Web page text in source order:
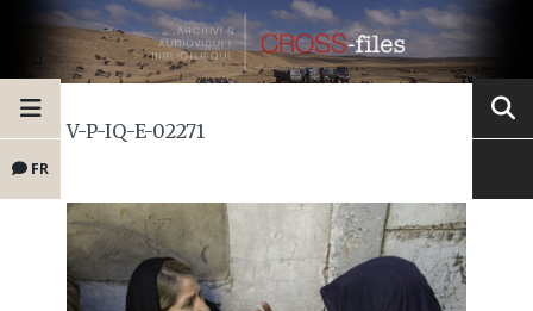
FR
V-P-IQ-E-02271